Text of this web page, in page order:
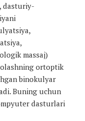
dasturiy-
massaj)
ortoptik
binokulyar
Buning uchun
dasturlari